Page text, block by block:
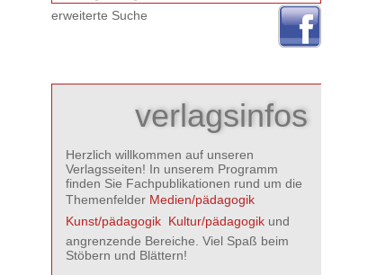
erweiterte Suche
verlagsinfos
Herzlich willkommen auf unseren
Verlagsseiten! In unserem Programm
finden Sie Fachpublikationen rund um die
Themenfelder Medien/pädagogik
Kunst/pädagogik Kultur/pädagogik und
angrenzende Bereiche. Viel Spaß beim
Stöbern und Blättern!